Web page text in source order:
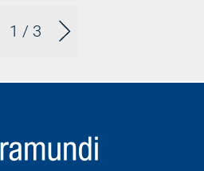
1 / 3